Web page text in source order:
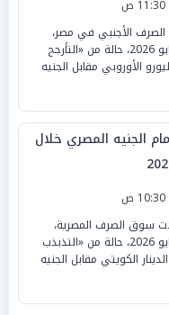
الأجنبي في مصر،
اليوم الأربعاء الموافق 6 مايو 2026، حالة من «التأرجح
الأوروبي مقابل الجنيه
الجنيه المصري خلال
سوق الصرف المصرية،
اليوم الأربعاء الموافق 6 مايو 2026، حالة من «التذبذب
الكويتي مقابل الجنيه